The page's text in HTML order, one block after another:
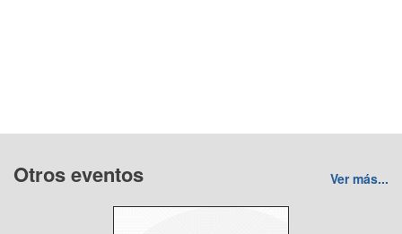
Otros eventos Ver más...